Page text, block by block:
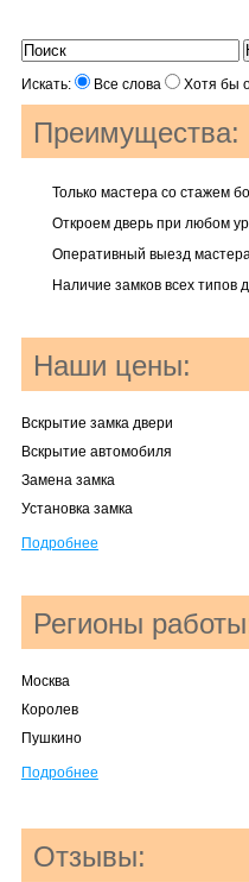
Искать: Все слова Хотя бы
Преимущества:
Только мастера со стажем
Откроем дверь при любом
Оперативный выезд
Наличие замков всех типов
Наши цены:
Вскрытие замка двери
Вскрытие автомобиля
Замена замка
Установка замка
Подробнее
Регионы
Москва
Королев
Пушкино
Подробнее
Отзывы: